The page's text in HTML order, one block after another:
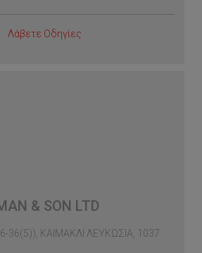
Λάβετε Οδηγίες
& SON LTD
36(5)), ΚΑΙΜΑΚΛΙ ΛΕΥΚΩΣΙΑ, 1037